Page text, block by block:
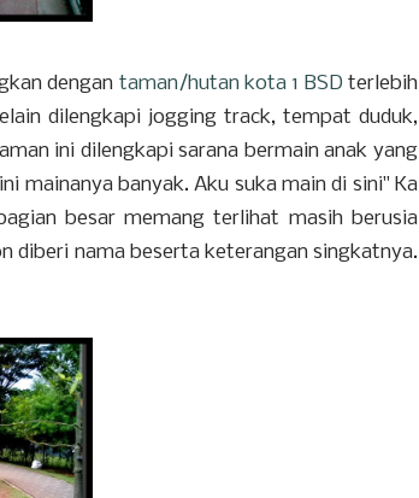
dengan taman/hutan kota 1 BSD terlebih
dilengkapi jogging track, tempat duduk,
ini dilengkapi sarana bermain anak yang
mainanya banyak. Aku suka main di sini" Ka
besar memang terlihat masih berusia
diberi nama beserta keterangan singkatnya.